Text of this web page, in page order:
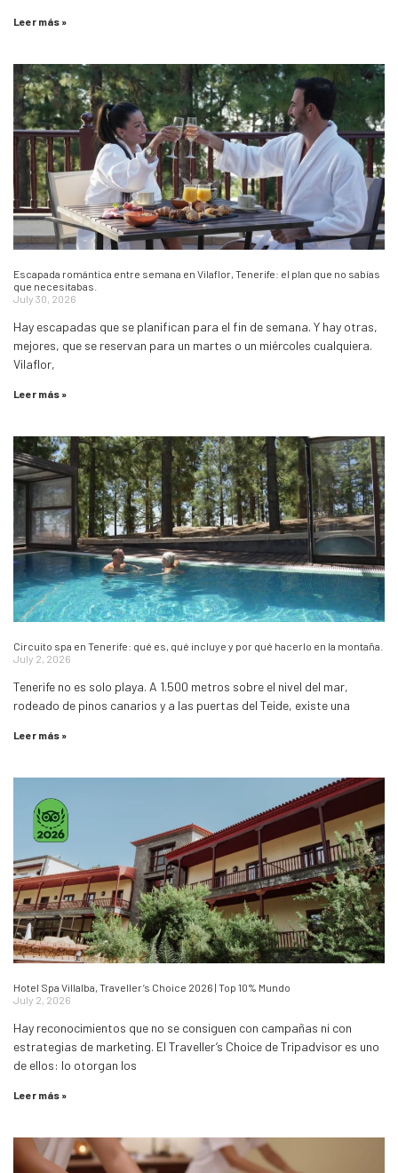
Leer más »
Escapada romántica entre semana en Vilaflor, Tenerife: el plan que no sabías
que necesitabas.
July 30, 2026
Hay escapadas que se planifican para el fin de semana. Y hay otras,
mejores, que se reservan para un martes o un miércoles cualquiera.
Vilaflor,
Leer más »
Circuito spa en Tenerife: qué es, qué incluye y por qué hacerlo en la montaña.
July 2, 2026
Tenerife no es solo playa. A 1.500 metros sobre el nivel del mar,
rodeado de pinos canarios y a las puertas del Teide, existe una
Leer más »
Hotel Spa Villalba, Traveller’s Choice 2026 | Top 10% Mundo
July 2, 2026
Hay reconocimientos que no se consiguen con campañas ni con
estrategias de marketing. El Traveller’s Choice de Tripadvisor es uno
de ellos: lo otorgan los
Leer más »